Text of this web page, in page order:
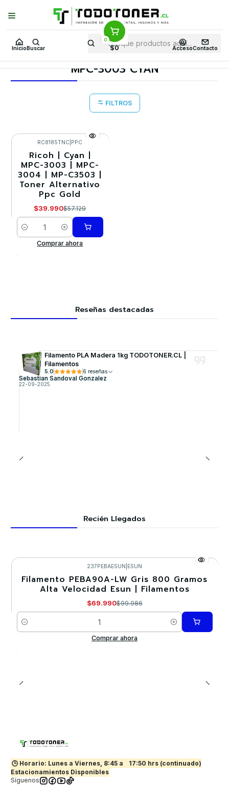
Inicio Buscar
0
$0 AccesoContacto
Puedes Elegir: Comprar enTienda· Despachoa Todo Chile · Retiro en
Tienda en24 Horas
Inicio Toner y tambor Toner Alternativo RICOH Insumos RICOH
MPC-3003 CYAN
MPC-3003 CYAN
FILTROS
-30%
RC8185TNC PPC
Ricoh | Cyan |
MPC-3003 | MPC-
3004 | MP-C3503 |
Toner Alternativo
Ppc Gold
$39.990$57.129
Cantidad
Comprar ahora
Reseñas destacadas
Filamento PLA Madera 1kg TODOTONER.CL |
Filamentos
5.0 6 reseñas
Sebastian Sandoval Gonzalez
22-09-2025
Recién Llegados
-30%
237PEBAESUN ESUN
Filamento PEBA90A-LW Gris 800 Gramos
Alta Velocidad Esun | Filamentos
$69.990$99.986
Cantidad
Comprar ahora
🕒 Horario: Lunes a Viernes, 8:45 a
17:50 hrs (continuado)
Estacionamientos Disponibles
Síguenos